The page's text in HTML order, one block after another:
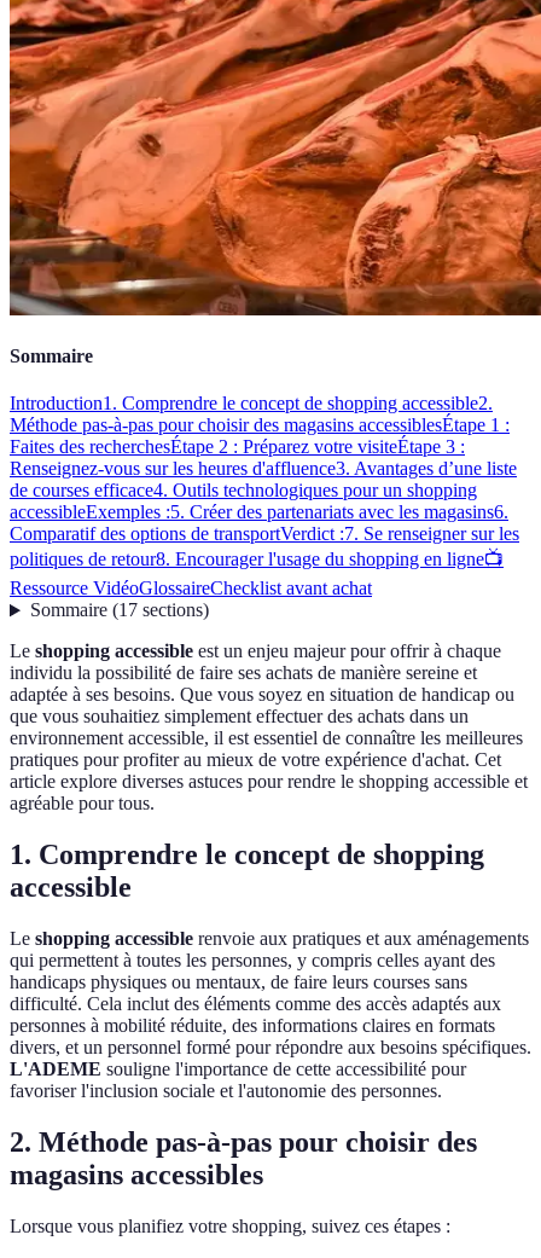
Sommaire
Introduction1. Comprendre le concept de shopping accessible2.
Méthode pas-à-pas pour choisir des magasins accessiblesÉtape 1 :
Faites des recherchesÉtape 2 : Préparez votre visiteÉtape 3 :
Renseignez-vous sur les heures d'affluence3. Avantages d’une liste
de courses efficace4. Outils technologiques pour un shopping
accessibleExemples :5. Créer des partenariats avec les magasins6.
Comparatif des options de transportVerdict :7. Se renseigner sur les
politiques de retour8. Encourager l'usage du shopping en ligne📺
Ressource VidéoGlossaireChecklist avant achat
Sommaire(17 sections)
Le shopping accessible est un enjeu majeur pour offrir à chaque
individu la possibilité de faire ses achats de manière sereine et
adaptée à ses besoins. Que vous soyez en situation de handicap ou
que vous souhaitiez simplement effectuer des achats dans un
environnement accessible, il est essentiel de connaître les meilleures
pratiques pour profiter au mieux de votre expérience d'achat. Cet
article explore diverses astuces pour rendre le shopping accessible et
agréable pour tous.
1. Comprendre le concept de shopping
accessible
Le shopping accessible renvoie aux pratiques et aux aménagements
qui permettent à toutes les personnes, y compris celles ayant des
handicaps physiques ou mentaux, de faire leurs courses sans
difficulté. Cela inclut des éléments comme des accès adaptés aux
personnes à mobilité réduite, des informations claires en formats
divers, et un personnel formé pour répondre aux besoins spécifiques.
L'ADEME souligne l'importance de cette accessibilité pour
favoriser l'inclusion sociale et l'autonomie des personnes.
2. Méthode pas-à-pas pour choisir des
magasins accessibles
Lorsque vous planifiez votre shopping, suivez ces étapes :